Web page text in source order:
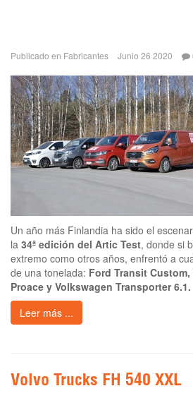
Publicado en Fabricantes Junio 26 2020
Un año más Finlandia ha sido el
la 34ª edición del Artic Test, donde si
extremo como otros años, enfrentó a
de una tonelada: Ford Transit
Proace y Volkswagen Transporter 6.1.
Leer más ...
Volvo Trucks FH 540 XXL